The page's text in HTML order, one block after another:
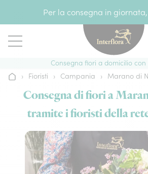
Per la consegna in
Consegna fiori a domicilio
Home› Fioristi › Campania › Marano di
Consegna di fiori a
tramite i fioristi della